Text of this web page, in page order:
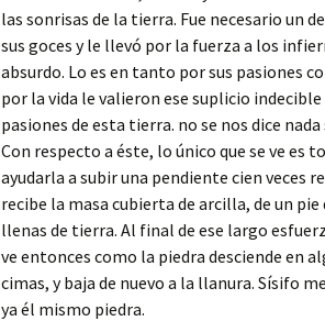
las sonrisas de la tierra. Fue necesario un
sus goces y le llevó por la fuerza a los
absurdo. Lo es en tanto por sus pasiones
por la vida le valieron ese suplicio indecible
pasiones de esta tierra. no se nos dice
Con respecto a éste, lo único que se ve es
ayudarla a subir una pendiente cien veces
recibe la masa cubierta de arcilla, de un
llenas de tierra. Al final de ese largo
ve entonces como la piedra desciende en
cimas, y baja de nuevo a la llanura. Sísifo
ya él mismo piedra.